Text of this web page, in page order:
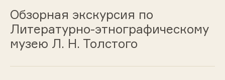
Обзорная экскурсия по
Литературно-этнографическому
музею Л. Н. Толстого